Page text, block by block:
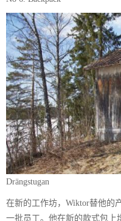
Drängstugan
在新的工作坊，Wiktor替他的
一批员工。他在新的款式包上